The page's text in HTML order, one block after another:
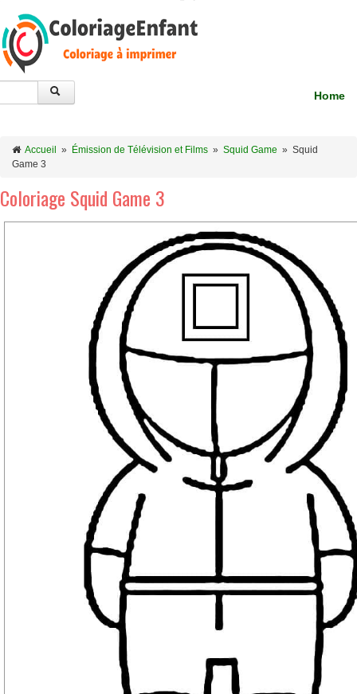
Home
Accueil » Émission de Télévision et Films » Squid Game » Squid
Game 3
Coloriage Squid Game 3